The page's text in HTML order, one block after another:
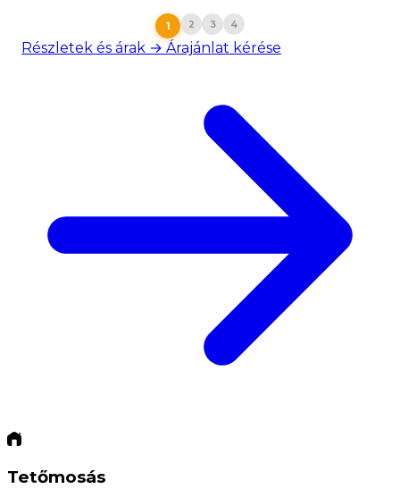
1 2 3 4
Részletek és árak → Árajánlat kérése
Tetőmosás